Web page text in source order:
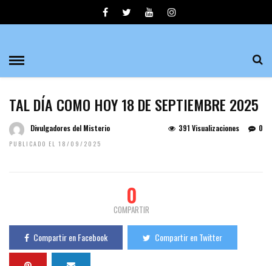
TAL DÍA COMO HOY 18 DE SEPTIEMBRE 2025
Divulgadores del Misterio
PUBLICADO EL 18/09/2025
0
391 Visualizaciones
0
COMPARTIR
Compartir en Facebook Compartir en Twitter